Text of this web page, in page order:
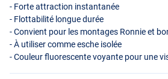
- Forte attraction instantanée
- Flottabilité longue durée
- Convient pour les montages Ronnie et
- À utiliser comme esche isolée
- Couleur fluorescente voyante pour une